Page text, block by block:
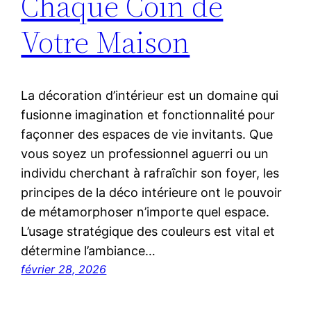
Votre Maison
La décoration d’intérieur est un domaine qui
fusionne imagination et fonctionnalité pour
façonner des espaces de vie invitants. Que
vous soyez un professionnel aguerri ou un
individu cherchant à rafraîchir son foyer, les
principes de la déco intérieure ont le pouvoir
de métamorphoser n’importe quel espace.
L’usage stratégique des couleurs est vital et
détermine l’ambiance…
février 28, 2026